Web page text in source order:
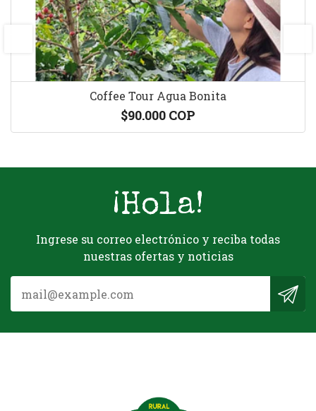
Coffee Tour Agua Bonita
$90.000 COP
¡Hola!
Ingrese su correo electrónico y reciba todas
nuestras ofertas y noticias